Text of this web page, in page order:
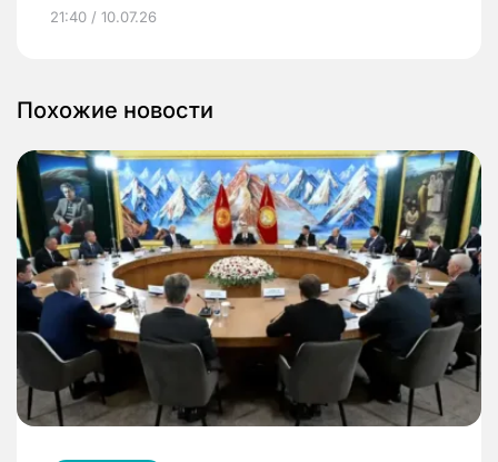
21:40 / 10.07.26
Похожие новости